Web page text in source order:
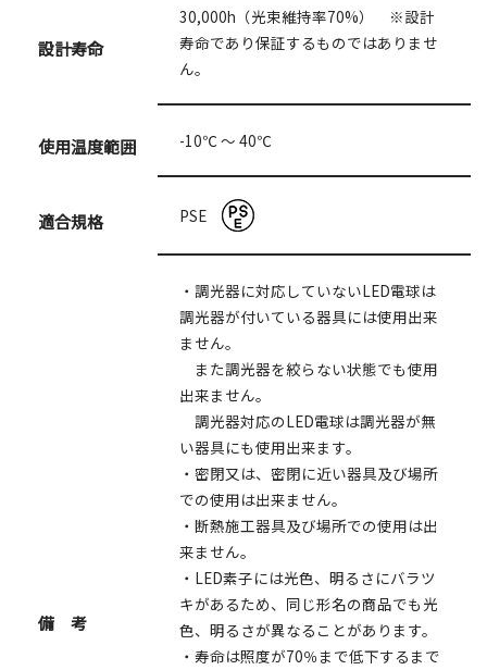
設計寿命
30,000h（光束維持率70%） ※設計
寿命であり保証するものではありませ
ん。
使用温度範囲 -10℃ 〜 40℃
適合規格 PSE
備 考
・調光器に対応していないLED電球は
調光器が付いている器具には使用出来
ません。
また調光器を絞らない状態でも使用
出来ません。
調光器対応のLED電球は調光器が無
い器具にも使用出来ます。
・密閉又は、密閉に近い器具及び場所
での使用は出来ません。
・断熱施工器具及び場所での使用は出
来ません。
・LED素子には光色、明るさにバラツ
キがあるため、同じ形名の商品でも光
色、明るさが異なることがあります。
・寿命は照度が70％まで低下するまで